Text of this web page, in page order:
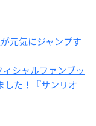
元気にジャンプす
シャルファンブッ
した！『サンリオ